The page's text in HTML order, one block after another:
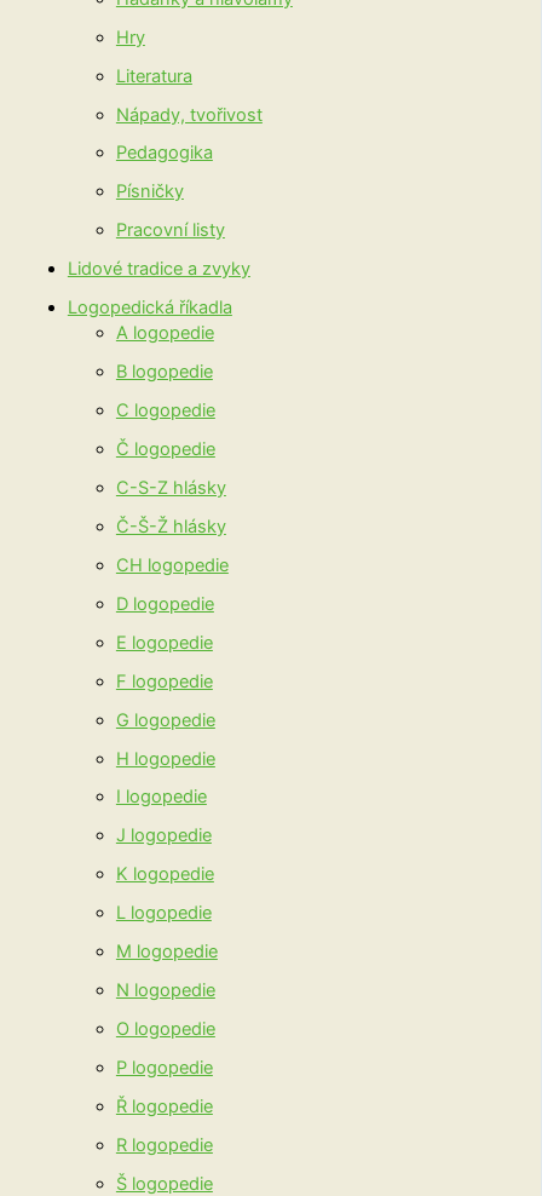
Hry
Literatura
Nápady, tvořivost
Pedagogika
Písničky
Pracovní listy
Lidové tradice a zvyky
Logopedická říkadla
A logopedie
B logopedie
C logopedie
Č logopedie
C-S-Z hlásky
Č-Š-Ž hlásky
CH logopedie
D logopedie
E logopedie
F logopedie
G logopedie
H logopedie
I logopedie
J logopedie
K logopedie
L logopedie
M logopedie
N logopedie
O logopedie
P logopedie
Ř logopedie
R logopedie
Š logopedie